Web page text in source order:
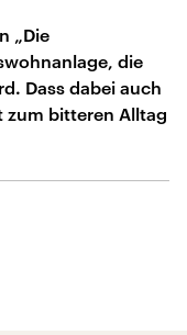
„Die
die
Dass dabei auch
zum bitteren Alltag